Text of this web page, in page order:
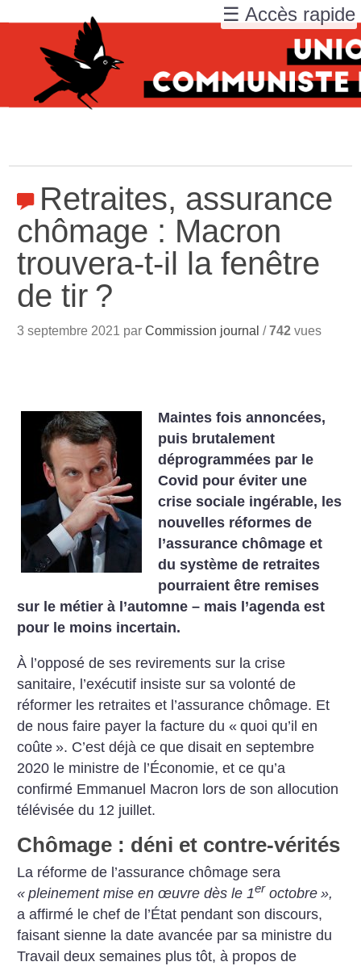
Retraites, assurance
chômage : Macron
trouvera-t-il la fenêtre
de tir ?
3 septembre 2021 parCommission journal /742 vues
Maintes fois annoncées,
puis brutalement
déprogrammées par le
Covid pour éviter une
crise sociale ingérable, les
nouvelles réformes de
l’assurance chômage et
du système de retraites
pourraient être remises
sur le métier à l’automne – mais l’agenda est
pour le moins incertain.
À l’opposé de ses revirements sur la crise
sanitaire, l’exécutif insiste sur sa volonté de
réformer les retraites et l’assurance chômage. Et
de nous faire payer la facture du « quoi qu’il en
coûte ». C’est déjà ce que ­disait en septembre
2020 le ministre de l’Économie, et ce qu’a
confirmé Emmanuel Macron lors de son allocution
télévisée du 12 juillet.
Chômage : déni et contre-vérités
La réforme de l’assurance chômage sera
« pleinement mise en œuvre dès le 1er octobre »,
a affirmé le chef de l’État pendant son discours,
faisant sienne la date avancée par sa ministre du
Travail deux semaines plus tôt, à propos de
☰ Accès rapide